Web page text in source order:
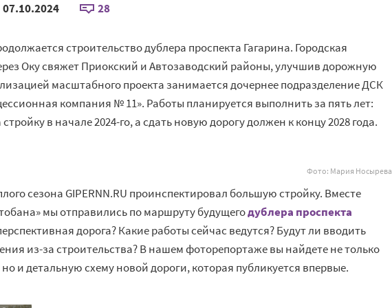
07.10.2024 28
строительство дублера проспекта Гагарина. Городская
Оку свяжет Приокский и Автозаводский районы, улучшив дорожную
масштабного проекта занимается дочернее подразделение ДСК
компания № 11». Работы планируется выполнить за пять лет:
в начале 2024-го, а сдать новую дорогу должен к концу 2028 года.
Фото: Мария Носырева
сезона GIPERNN.RU проинспектировал большую стройку. Вместе
мы отправились по маршруту будущегодублера проспекта
дорога? Какие работы сейчас ведутся? Будут ли вводить
из-за строительства? В нашем фоторепортаже вы найдете не только
и детальную схему новой дороги, которая публикуется впервые.